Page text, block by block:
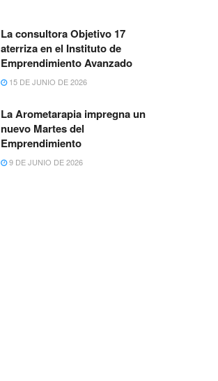
La consultora Objetivo 17
aterriza en el Instituto de
Emprendimiento Avanzado
15 DE JUNIO DE 2026
La Arometarapia impregna un
nuevo Martes del
Emprendimiento
9 DE JUNIO DE 2026